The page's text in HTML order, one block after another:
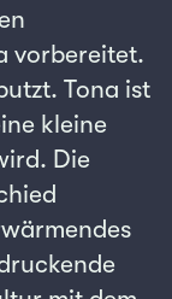
vorbereitet.
Tona ist
kleine
Die